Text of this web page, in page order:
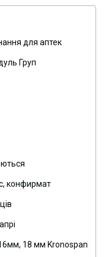
для аптек
Груп
конфирмат
18 мм Kronospan